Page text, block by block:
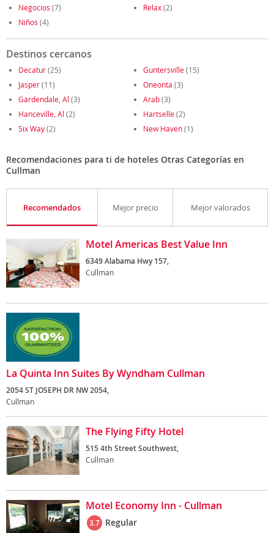
Negocios (7) Relax(2)
Niños (4)
Destinos cercanos
Decatur(25) Guntersville(15)
Jasper(11) Oneonta (3)
Gardendale, Al (3) Arab(3)
Hanceville, Al (2) Hartselle(2)
Six Way(2) New Haven(1)
Recomendaciones para ti de hoteles Otras Categorías en
Cullman
Recomendados Mejor precio Mejor valorados
Motel Americas Best Value Inn
6349 Alabama Hwy 157,
Cullman
La Quinta Inn Suites By Wyndham Cullman
2054 ST JOSEPH DR NW 2054,
Cullman
The Flying Fifty Hotel
515 4th Street Southwest,
Cullman
Motel Economy Inn - Cullman
3.7 Regular